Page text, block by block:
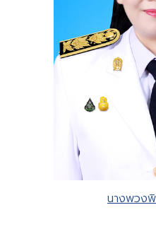
นางพวง